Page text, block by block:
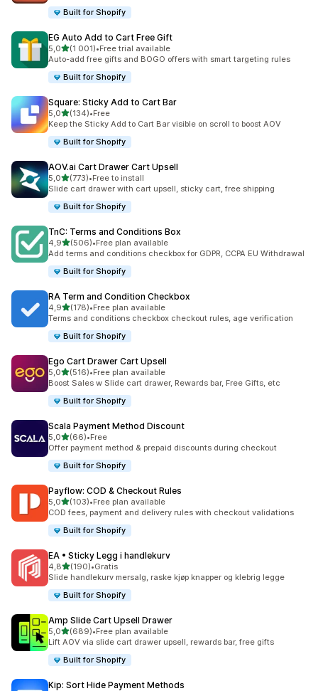
Built for Shopify
EG Auto Add to Cart Free Gift
5,0av 5 stjerner
(1 001)
Totalt 1001 omtaler
•Free trial available
Auto-add free gifts and BOGO offers with smart targeting rules
Built for Shopify
Square: Sticky Add to Cart Bar
5,0av 5 stjerner
(134)
Totalt 134 omtaler
•Free
Keep the Sticky Add to Cart Bar visible on scroll to boost AOV
Built for Shopify
AOV.ai Cart Drawer Cart Upsell
5,0av 5 stjerner
(773)
Totalt 773 omtaler
•Free to install
Slide cart drawer with cart upsell, sticky cart, free shipping
Built for Shopify
TnC: Terms and Conditions Box
4,9av 5 stjerner
(506)
Totalt 506 omtaler
•Free plan available
Add terms and conditions checkbox for GDPR, CCPA EU Withdrawal
Built for Shopify
RA Term and Condition Checkbox
4,9av 5 stjerner
(178)
Totalt 178 omtaler
•Free plan available
Terms and conditions checkbox checkout rules, age verification
Built for Shopify
Ego Cart Drawer Cart Upsell
5,0av 5 stjerner
(516)
Totalt 516 omtaler
•Free plan available
Boost Sales w Slide cart drawer, Rewards bar, Free Gifts, etc
Built for Shopify
Scala Payment Method Discount
5,0av 5 stjerner
(66)
Totalt 66 omtaler
•Free
Offer payment method & prepaid discounts during checkout
Built for Shopify
Payflow: COD & Checkout Rules
5,0av 5 stjerner
(103)
Totalt 103 omtaler
•Free plan available
COD fees, payment and delivery rules with checkout validations
Built for Shopify
EA • Sticky Legg i handlekurv
4,8av 5 stjerner
(190)
Totalt 190 omtaler
•Gratis
Slide handlekurv mersalg, raske kjøp knapper og klebrig legge
Built for Shopify
Amp Slide Cart Upsell Drawer
5,0av 5 stjerner
(689)
Totalt 689 omtaler
•Free plan available
Lift AOV via slide cart drawer upsell, rewards bar, free gifts
Built for Shopify
Kip: Sort Hide Payment Methods